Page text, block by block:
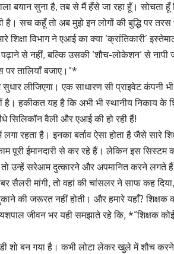
बयान सुना है, तब से मैं हँसे जा रहा हूँ।
सच कहूँ तो अब मुझे इन लोगों की बुद्धि पर
विभाग ने एआई का क्या ‘क्रांतिकारी’
से नहीं, बल्कि उसकी ‘शौच-लोकेशन’ से
पर तालियाँ बजाए।”*
लीजिएगा। एक साधारण सी प्राइवेट कंपनी
है। हकीकत यह है कि अभी भी स्थानीय निकाय के
सिलिकॉन वैली और एआई की हो रही हैं!
लगा रहता है। इनका बर्ताव ऐसा होता है जैसे
ईमानदारी से कर रहे हैं। लेकिन इस
तो उन्हें सरेआम दुत्कारने और अपमानित करने लगते
सैलरी मांगी, तो वहां की चांसलर ने साफ कह
की जरूरत नहीं होती। और हमारे यहाँ?
जीवन भर यही समझाते रहे कि, *”शिक्षक
शो बन गया है। कभी लोटा लेकर खुले में शौच